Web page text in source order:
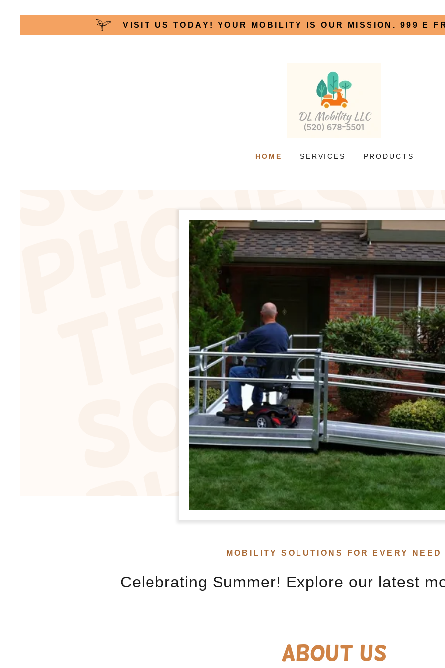
VISIT US TODAY! YOUR MOBILITY IS OUR MISSION. 999 E
HOME SERVICES PRODUCTS
MOBILITY SOLUTIONS FOR EVERY NEED
Celebrating Summer! Explore our latest
About Us